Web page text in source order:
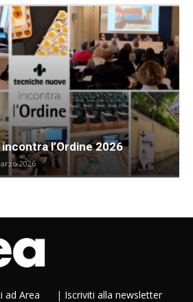
l’Ordine 2026
2026
ad Area | Iscriviti alla newsletter